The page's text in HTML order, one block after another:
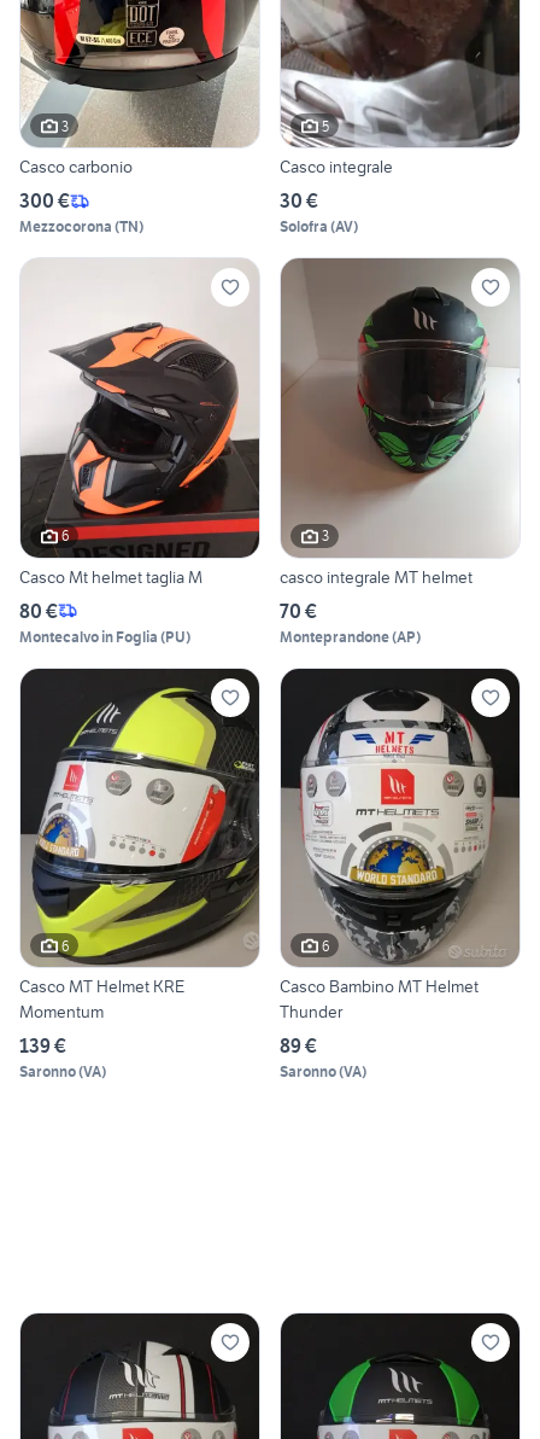
3
Casco carbonio
300 €
Mezzocorona (TN)
5
Casco integrale
30 €
Solofra (AV)
6
Casco Mt helmet taglia M
80 €
Montecalvo in Foglia (PU)
3
casco integrale MT helmet
70 €
Monteprandone(AP)
6
Casco MT Helmet KRE
Momentum
139 €
Saronno(VA)
6
Casco Bambino MT Helmet
Thunder
89 €
Saronno(VA)